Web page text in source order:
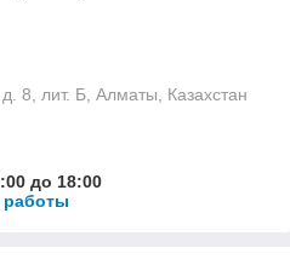
8, лит. Б, Алматы, Казахстан
до 18:00
работы